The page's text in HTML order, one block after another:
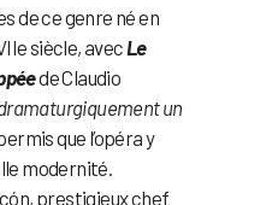
de ce genre né en
siècle, avec Le
de Claudio
un
que l’opéra y
modernité.
prestigieux chef